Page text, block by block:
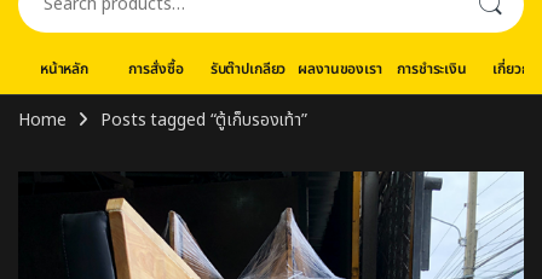
หน้าหลัก การสั่งซื้อ รับต๊าปเกลียว ผลงานของเรา การชำระเงิน เกี่ยวกับ
Home Posts tagged “ตู้เก็บรองเท้า”